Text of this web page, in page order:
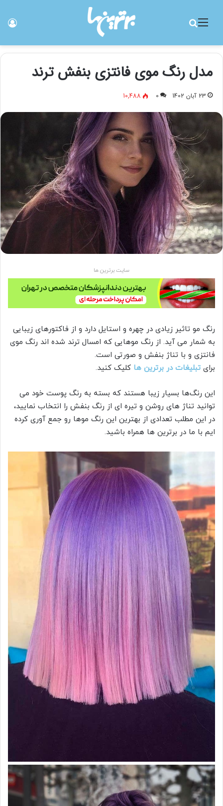
منو
مدل رنگ موی فانتزی بنفش ترند
23 آبان 1402 0
10,488
سایت برترین ها
رنگ مو تاثیر زیادی در چهره و استایل دارد و از فاکتورهای زیبایی
به شمار می آید. از رنگ موهایی که امسال ترند شده اند رنگ موی
فانتزی و با تناژ بنفش و صورتی است.
برای تبلیغات در برترین ها کلیک کنید.
این رنگ‌ها بسیار زیبا هستند که بسته به رنگ پوست خود می
توانید تناژ های روشن و تیره ای از رنگ بنفش را انتخاب نمایید،
در این مطلب تعدادی از بهترین این رنگ موها رو جمع آوری کرده
ایم با ما در برترین ها همراه باشید.